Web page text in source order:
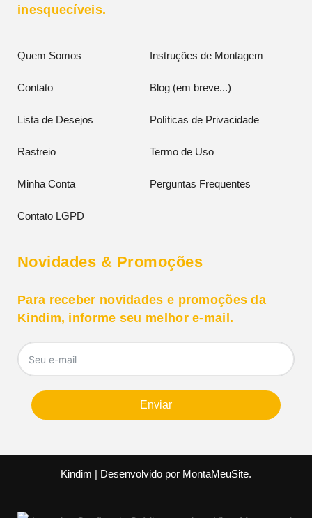
inesquecíveis.
Quem Somos Instruções de Montagem
Contato Blog (em breve...)
Lista de Desejos Políticas de Privacidade
Rastreio Termo de Uso
Minha Conta Perguntas Frequentes
Contato LGPD
Novidades & Promoções
Para receber novidades e promoções da
Kindim, informe seu melhor e-mail.
Enviar
Kindim | Desenvolvido por MontaMeuSite.